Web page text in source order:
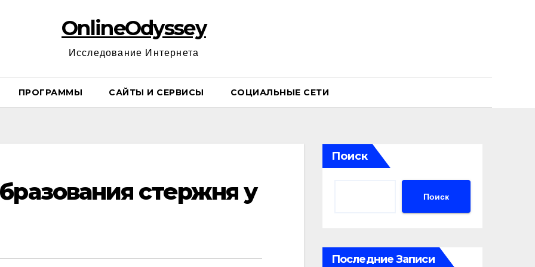
OnlineOdyssey
Исследование Интернета
ПРОГРАММЫ САЙТЫ И СЕРВИСЫ СОЦИАЛЬНЫЕ СЕТИ
стержня у
Поиск
Поиск
Последние Записи